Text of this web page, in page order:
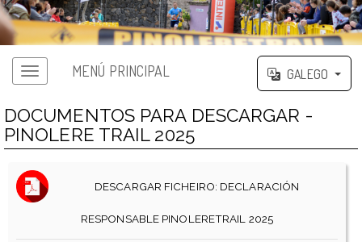
MENÚ PRINCIPAL GALEGO
DOCUMENTOS PARA DESCARGAR -
PINOLERE TRAIL 2025
DESCARGAR FICHEIRO: DECLARACIÓN
RESPONSABLE PINOLERETRAIL 2025